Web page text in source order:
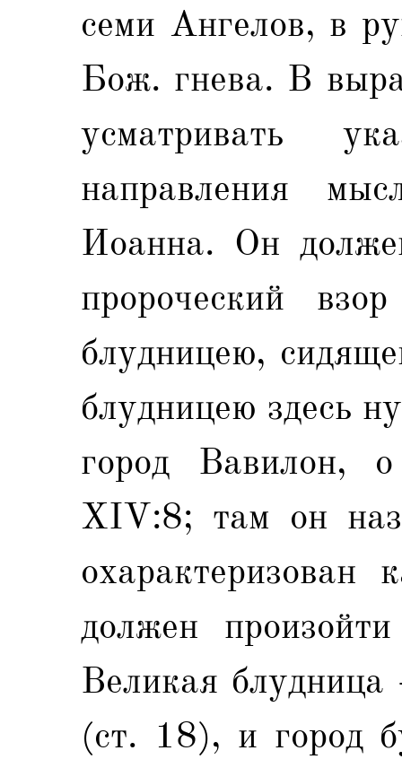
семи Ангелов, в
Бож. гнева. В
усматривать
направления
Иоанна. Он
пророческий
блудницею,
блудницею здесь
город Вавилон,
XIV:8; там он
должен
Великая блудница
(ст. 18), и город